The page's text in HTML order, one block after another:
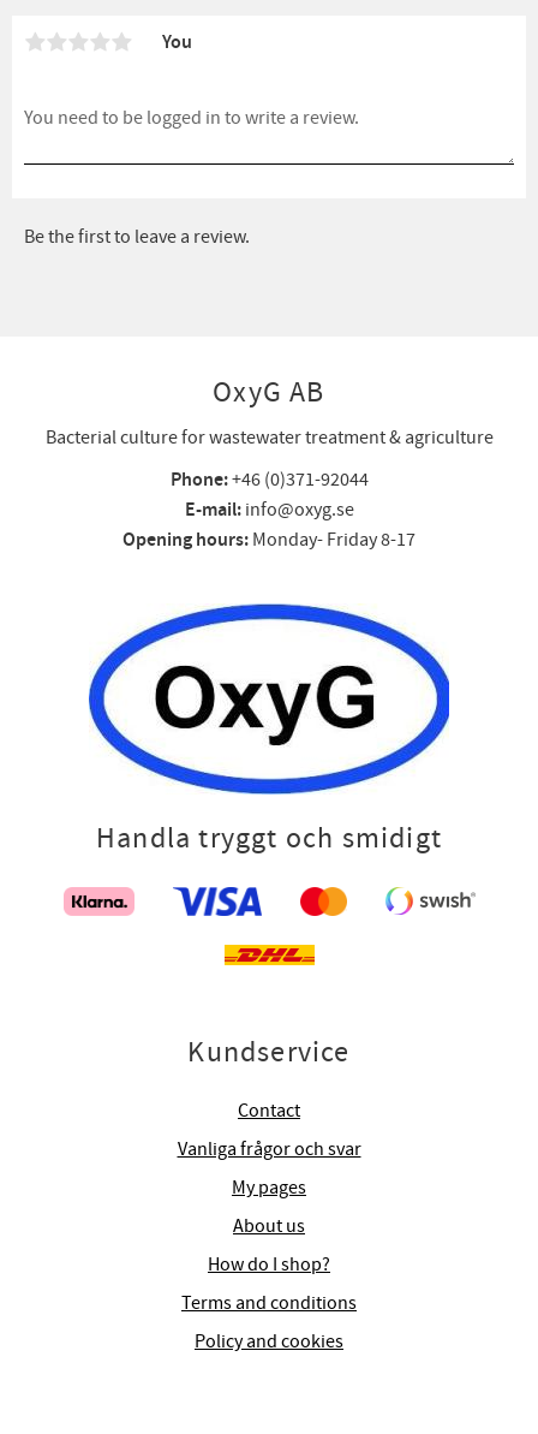
You
Be the first to leave a review.
OxyG AB
Bacterial culture for wastewater treatment & agriculture
Phone:+46 (0)371-92044
E-mail:info@oxyg.se
Opening hours: Monday- Friday 8-17
Handla tryggt och smidigt
Kundservice
Contact
Vanliga frågor och svar
My pages
About us
How do I shop?
Terms and conditions
Policy and cookies